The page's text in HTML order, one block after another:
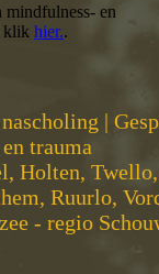
en
klik hier..
|
trauma
Holten,
Ruurlo,
- regio